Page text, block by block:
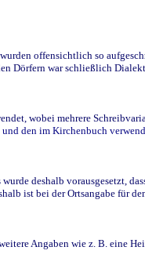
offensichtlich so
Dörfern war schließlich
wobei mehrere
den im Kirchenbuch
deshalb vorausgesetzt,
ist bei der Ortsangabe für
Angaben wie z. B. eine